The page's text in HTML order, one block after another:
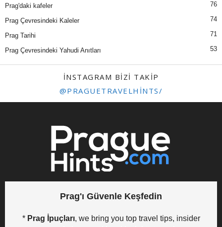
Prag'daki kafeler 76
Prag Çevresindeki Kaleler 74
Prag Tarihi 71
Prag Çevresindeki Yahudi Anıtları 53
INSTAGRAM BIZI TAKIP
@PRAGUETRAVELHINTS/
Prag'ı Güvenle Keşfedin
* Prag İpuçları, we bring you top travel tips, insider